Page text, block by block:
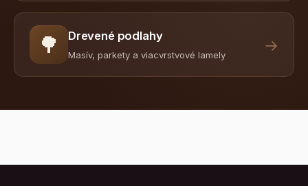
🌳 Drevené podlahy
Masív, parkety a viacvrstvové lamely
→